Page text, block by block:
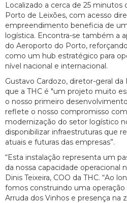
Localizado a cerca de 25
Porto de Leixões, com acesso
empreendimento beneficia de
logística. Encontra-se também a
do Aeroporto do Porto,
como um hub estratégico para
nível nacional e internacional.
Gustavo Cardozo, diretor-geral
que a THC é "um projeto muito
o nosso primeiro
reflete o nosso compromisso
modernização do setor logístico
disponibilizar infraestruturas que
atuais e futuras das empresas”.
“Esta instalação representa um
da nossa capacidade operacional
Dinis Teixeira, COO da THC. “Ao
fomos construindo uma operação
Arruda dos Vinhos e presença na